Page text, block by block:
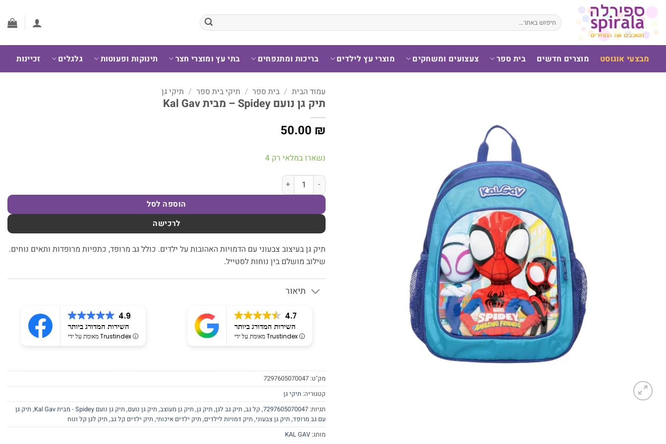
דלג
לתוכן
חיפוש
עבור:
מבצעי אוגוסט מוצרים חדשים בית ספר צעצועים ומשחקים מוצרי עץ לילדים בריכות ומתנפחים בתי עץ ומוצרי חצר תינוקות ופעוטות גלגלים זכיינות
עמוד הבית / בית ספר / תיקי בית ספר / תיקי גן
תיק גן נועם Spidey – מבית Kal Gav
50.00 ₪
נשארו במלאי רק 4
כמות של תיק גן נועם Spidey - מבית Kal Gav
הוספה לסל
לרכישה
תיק גן בעיצוב צבעוני עם הדמויות האהובות על ילדים. כולל גב מרופד, כתפיות מרופדות ותאים נוחים.
שילוב מושלם בין נוחות לסטייל.
תיאור
4.7
השירות המדורג ביותר
מאומת על ידי Trustindex
4.9
השירות המדורג ביותר
מאומת על ידי Trustindex
מק"ט: 7297605070047
קטגוריה: תיקי גן
תגיות: 7297605070047
, קל גב, תיק גב לגן, תיק גן, תיק גן מעוצב, תיק גן נועם, תיק גן נועם Spidey - מבית Kal Gav , תיק גן
עם גב מרופד, תיק גן צבעוני, תיק דמויות לילדים, תיק ילדים איכותי, תיק ילדים קל גב, תיק לגן קל ונוח
מותג: KAL GAV